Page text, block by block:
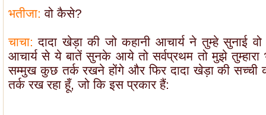
भतीजा:वो कैसे?
चाचा:दादा खेड़ा की जो कहानी आचार्य ने तुम्हे सुनाई
आचार्य से ये बातें सुनके आये तो सर्वप्रथम तो मुझे
सम्मुख कुछ तर्क रखने होंगे और फिर दादा खेड़ा की सच्ची
तर्क रख रहा हूँ, जो कि इस प्रकार हैं: